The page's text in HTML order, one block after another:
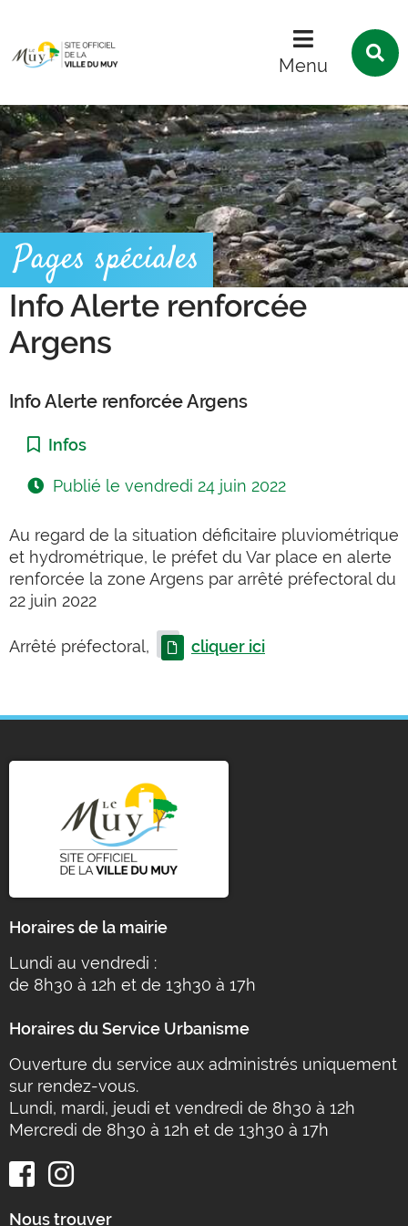
Menu
Pages spéciales
Info Alerte renforcée
Argens
Info Alerte renforcée Argens
Catégorie :
Infos
Publié le vendredi 24 juin 2022
Au regard de la situation déficitaire pluviométrique
et hydrométrique, le préfet du Var place en alerte
renforcée la zone Argens par arrêté préfectoral du
22 juin 2022
Arrêté préfectoral, cliquer ici
Horaires de la mairie
Lundi au vendredi :
de 8h30 à 12h et de 13h30 à 17h
Horaires du Service Urbanisme
Ouverture du service aux administrés uniquement
sur rendez-vous.
Lundi, mardi, jeudi et vendredi de 8h30 à 12h
Mercredi de 8h30 à 12h et de 13h30 à 17h
Nous trouver